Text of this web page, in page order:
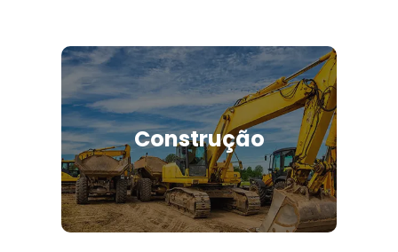
Construção